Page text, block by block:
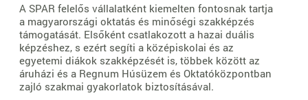
A SPAR felelős vállalatként kiemelten fontosnak tartja
a magyarországi oktatás és minőségi szakképzés
támogatását. Elsőként csatlakozott a hazai duális
képzéshez, s ezért segíti a középiskolai és az
egyetemi diákok szakképzését is, többek között az
áruházi és a Regnum Húsüzem és Oktatóközpontban
zajló szakmai gyakorlatok biztosításával.